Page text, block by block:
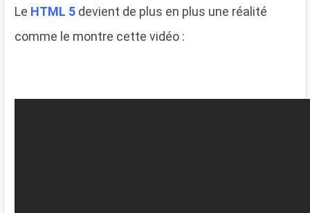
Le HTML 5 devient de plus en plus une réalité
comme le montre cette vidéo :